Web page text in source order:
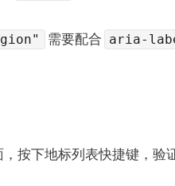
需要配合 aria-
按下地标列表快捷键，验